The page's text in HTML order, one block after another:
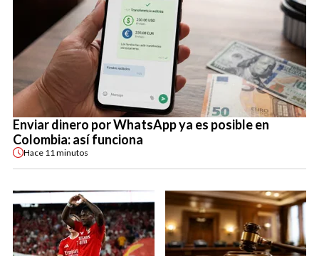
Enviar dinero por WhatsApp ya es posible en
Colombia: así funciona
Hace 11 minutos